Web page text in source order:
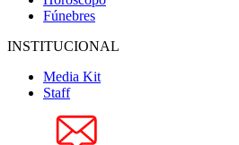
Fúnebres
INSTITUCIONAL
Media Kit
Staff